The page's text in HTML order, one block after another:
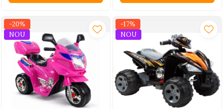
-20%
NOU
-17%
NOU